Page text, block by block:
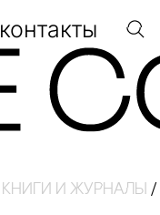
контакты
кнИги И ЖуРнаЛы /